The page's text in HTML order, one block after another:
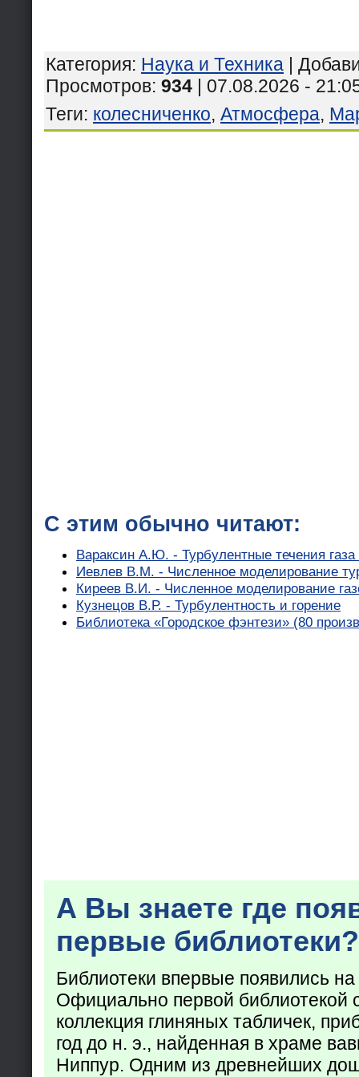
Категория: Наука и Техника |
Просмотров: 934 | 07.08.2026 -
Теги: колесниченко, Атмосфера,
С этим обычно читают:
Вараксин А.Ю. - Турбулентные течения
Иевлев В.М. - Численное моделирование
Киреев В.И. - Численное моделирование
Кузнецов В.Р. - Турбулентность и горение
Библиотека «Городское фэнтези» (80
А Вы знаете где
первые библиотеки?
Библиотеки впервые появились
Официально первой библиотекой
коллекция глиняных табличек,
год до н. э., найденная в храме
Ниппур. Одним из древнейших